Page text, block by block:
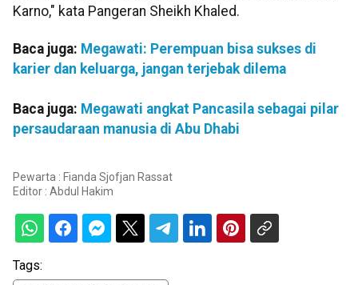
Karno," kata Pangeran Sheikh Khaled.
Baca juga: Megawati: Perempuan bisa sukses di
karier dan keluarga, jangan terjebak dilema
Baca juga: Megawati angkat Pancasila sebagai pilar
persaudaraan manusia di Abu Dhabi
Pewarta : Fianda Sjofjan Rassat
Editor : Abdul Hakim
Tags: